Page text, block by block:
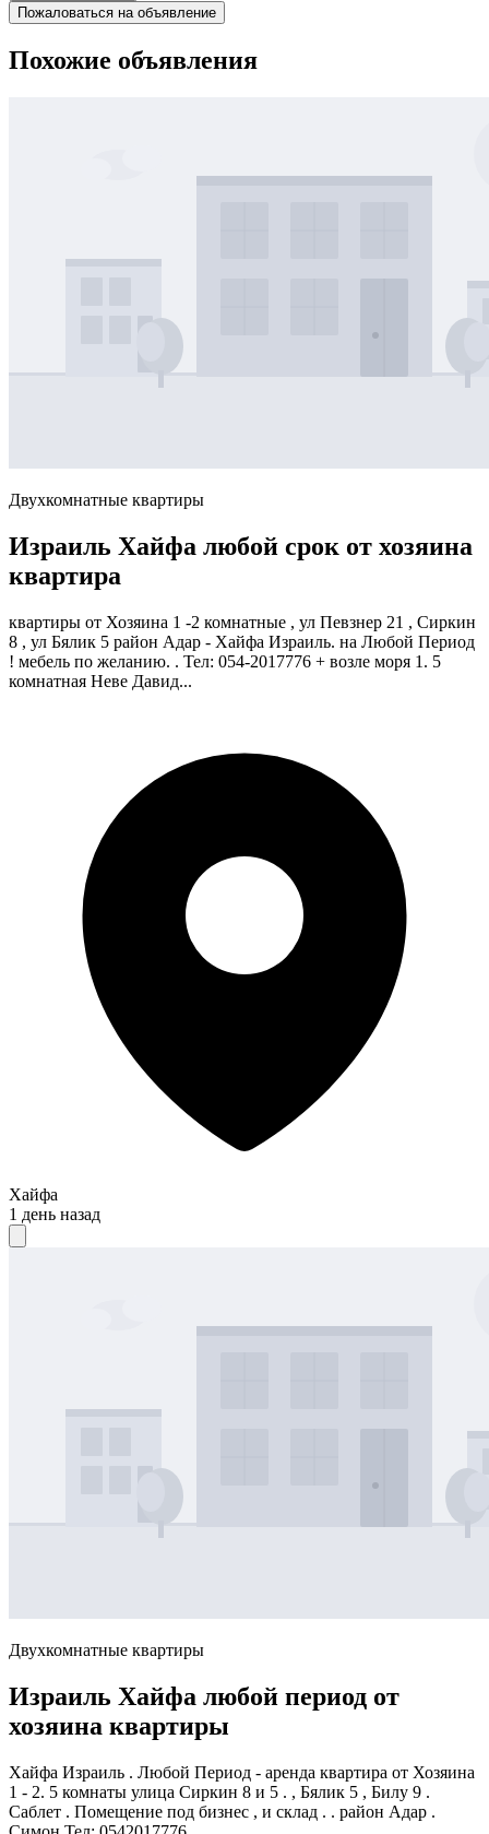
Пожаловаться на объявление
Похожие объявления
Двухкомнатные квартиры
Израиль Хайфа любой срок от хозяина
квартира
квартиры от Хозяина 1 -2 комнатные , ул Певзнер 21 , Сиркин
8 , ул Бялик 5 район Адар - Хайфа Израиль. на Любой Период
! мебель по желанию. . Тел: 054-2017776 + возле моря 1. 5
комнатная Неве Давид...
Хайфа
1 день назад
Двухкомнатные квартиры
Израиль Хайфа любой период от
хозяина квартиры
Хайфа Израиль . Любой Период - аренда квартира от Хозяина
1 - 2. 5 комнаты улица Сиркин 8 и 5 . , Бялик 5 , Билу 9 .
Саблет . Помещение под бизнес , и склад . . район Адар .